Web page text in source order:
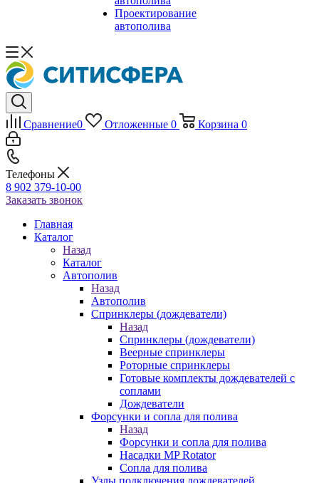
Проектирование
автополива
Сравнение0 Отложенные 0 Корзина 0
Телефоны
8 902 379-10-00
Заказать звонок
Главная
Каталог
Назад
Каталог
Автополив
Назад
Автополив
Спринклеры (дождеватели)
Назад
Спринклеры (дождеватели)
Веерные спринклеры
Роторные спринклеры
Готовые комплекты дождевателей с
соплами
Дождеватели
Форсунки и сопла для полива
Назад
Форсунки и сопла для полива
Насадки MP Rotator
Сопла для полива
Узлы подключения дождевателей